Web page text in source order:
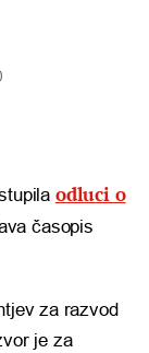
odluci o
časopis
za razvod
je za